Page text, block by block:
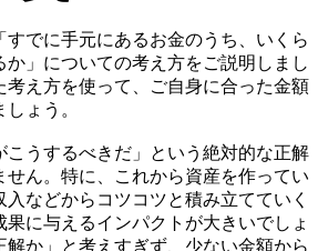
でに手元にあるお金のうち、いくら
か」についての考え方をご説明しまし
考え方を使って、ご自身に合った金額
ょう。
こうするべきだ」という絶対的な正解
せん。特に、これから資産を作ってい
入などからコツコツと積み立てていく
に与えるインパクトが大きいでしょ
解か」と考えすぎず、少ない金額から